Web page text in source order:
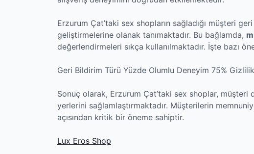
Erzurum Çat’taki sex shopların sağladığı müşteri
geliştirmelerine olanak tanımaktadır. Bu bağlamda,
değerlendirmeleri sıkça kullanılmaktadır. İşte bazı
Geri Bildirim Türü Yüzde Olumlu Deneyim 75%
Sonuç olarak, Erzurum Çat’taki sex shoplar,
yerlerini sağlamlaştırmaktadır. Müşterilerin
açısından kritik bir öneme sahiptir.
Lux Eros Shop